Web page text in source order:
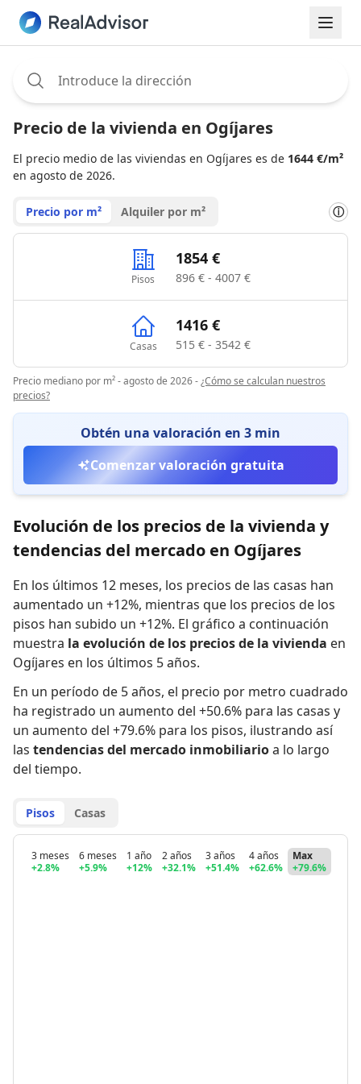
Precio de la vivienda en Ogíjares
El precio medio de las viviendas en Ogíjares es de 1644 €/m²
en agosto de 2026.
Precio por m² Alquiler por m² ⓘ
Pisos
1854 €
896 € - 4007 €
Casas
1416 €
515 € - 3542 €
Precio mediano por m² - agosto de 2026-¿Cómo se calculan nuestros
precios?
Obtén una valoración en 3 min
Comenzar valoración gratuita
Evolución de los precios de la vivienda y
tendencias del mercado en Ogíjares
En los últimos 12 meses, los precios de las casas han
aumentado un +12%, mientras que los precios de los
pisos han subido un +12%. El gráfico a continuación
muestra la evolución de los precios de la vivienda en
Ogíjares en los últimos 5 años.
En un período de 5 años, el precio por metro cuadrado
ha registrado un aumento del +50.6% para las casas y
un aumento del +79.6% para los pisos, ilustrando así
las tendencias del mercado inmobiliarioa lo largo
del tiempo.
Pisos Casas
3 meses
+2.8%
6 meses
+5.9%
1 año
+12%
2 años
+32.1%
3 años
+51.4%
4 años
+62.6%
Max
+79.6%